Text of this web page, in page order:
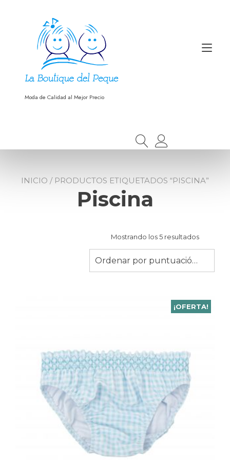
Moda de Calidad al Mejor Precio
INICIO / PRODUCTOS ETIQUETADOS “PISCINA”
Piscina
Mostrando los 5 resultados
Ordenar por puntuación media
¡OFERTA!